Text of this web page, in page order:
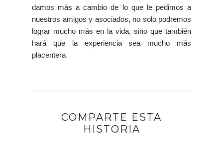
damos más a cambio de lo que le pedimos a
nuestros amigos y asociados, no solo podremos
lograr mucho más en la vida, sino que también
hará que la experiencia sea mucho más
placentera.
COMPARTE ESTA
HISTORIA